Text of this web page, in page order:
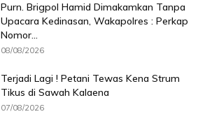
Purn. Brigpol Hamid Dimakamkan Tanpa
Upacara Kedinasan, Wakapolres : Perkap
Nomor...
08/08/2026
Terjadi Lagi ! Petani Tewas Kena Strum
Tikus di Sawah Kalaena
07/08/2026